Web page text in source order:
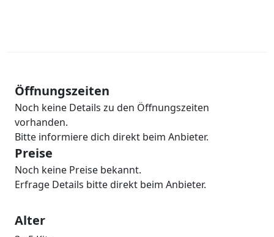
Öffnungszeiten
Noch keine Details zu den Öffnungszeiten
vorhanden.
Bitte informiere dich direkt beim Anbieter.
Preise
Noch keine Preise bekannt.
Erfrage Details bitte direkt beim Anbieter.
Alter